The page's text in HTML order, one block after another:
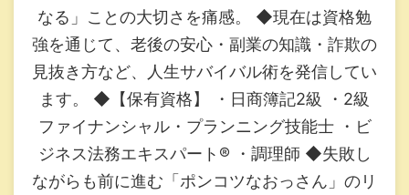
なる」ことの大切さを痛感。 ◆現在は資格勉
強を通じて、老後の安心・副業の知識・詐欺の
見抜き方など、人生サバイバル術を発信してい
ます。 ◆【保有資格】 ・日商簿記2級 ・2級
ファイナンシャル・プランニング技能士 ・ビ
ジネス法務エキスパート®︎ ・調理師 ◆失敗し
ながらも前に進む「ポンコツなおっさん」のリ